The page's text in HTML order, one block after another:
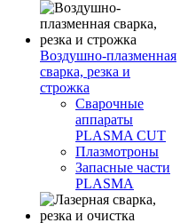
Воздушно-плазменная
сварка, резка и
строжка
Сварочные
аппараты
PLASMA CUT
Плазмотроны
Запасные части
PLASMA